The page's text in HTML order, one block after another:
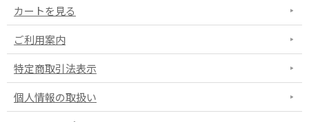
カートを見る
ご利用案内
特定商取引法表示
個人情報の取扱い